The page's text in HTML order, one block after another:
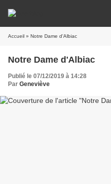
Accueil » Notre Dame d'Albiac
Notre Dame d'Albiac
Publié le 07/12/2019 à 14:28
Par Geneviève